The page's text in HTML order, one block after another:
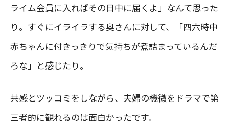
ライム会員に入ればその日中に届くよ」なんて思った
り。すぐにイライラする奥さんに対して、「四六時中
赤ちゃんに付きっきりで気持ちが煮詰まっているんだ
ろな」と感じたり。
共感とツッコミをしながら、夫婦の機微をドラマで第
三者的に観れるのは面白かったです。